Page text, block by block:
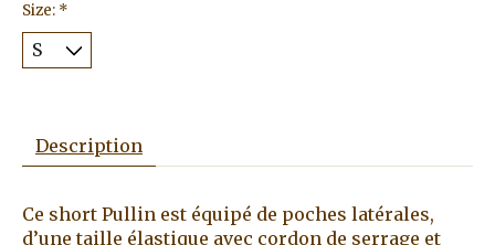
Size: *
Description
Ce short Pullin est équipé de poches latérales,
d’une taille élastique avec cordon de serrage et